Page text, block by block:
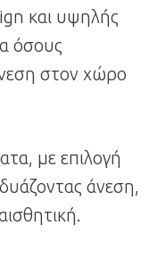
και υψηλής
όσους
στον χώρο
με επιλογή
άνεση,